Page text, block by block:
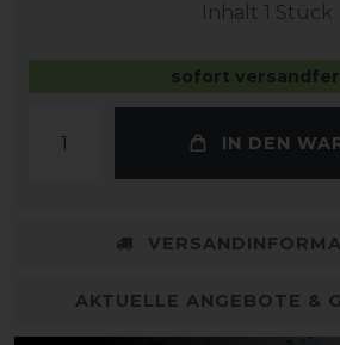
Inhalt 1 Stück
sofort
IN DEN
AKTUELLE ANGEBOTE &